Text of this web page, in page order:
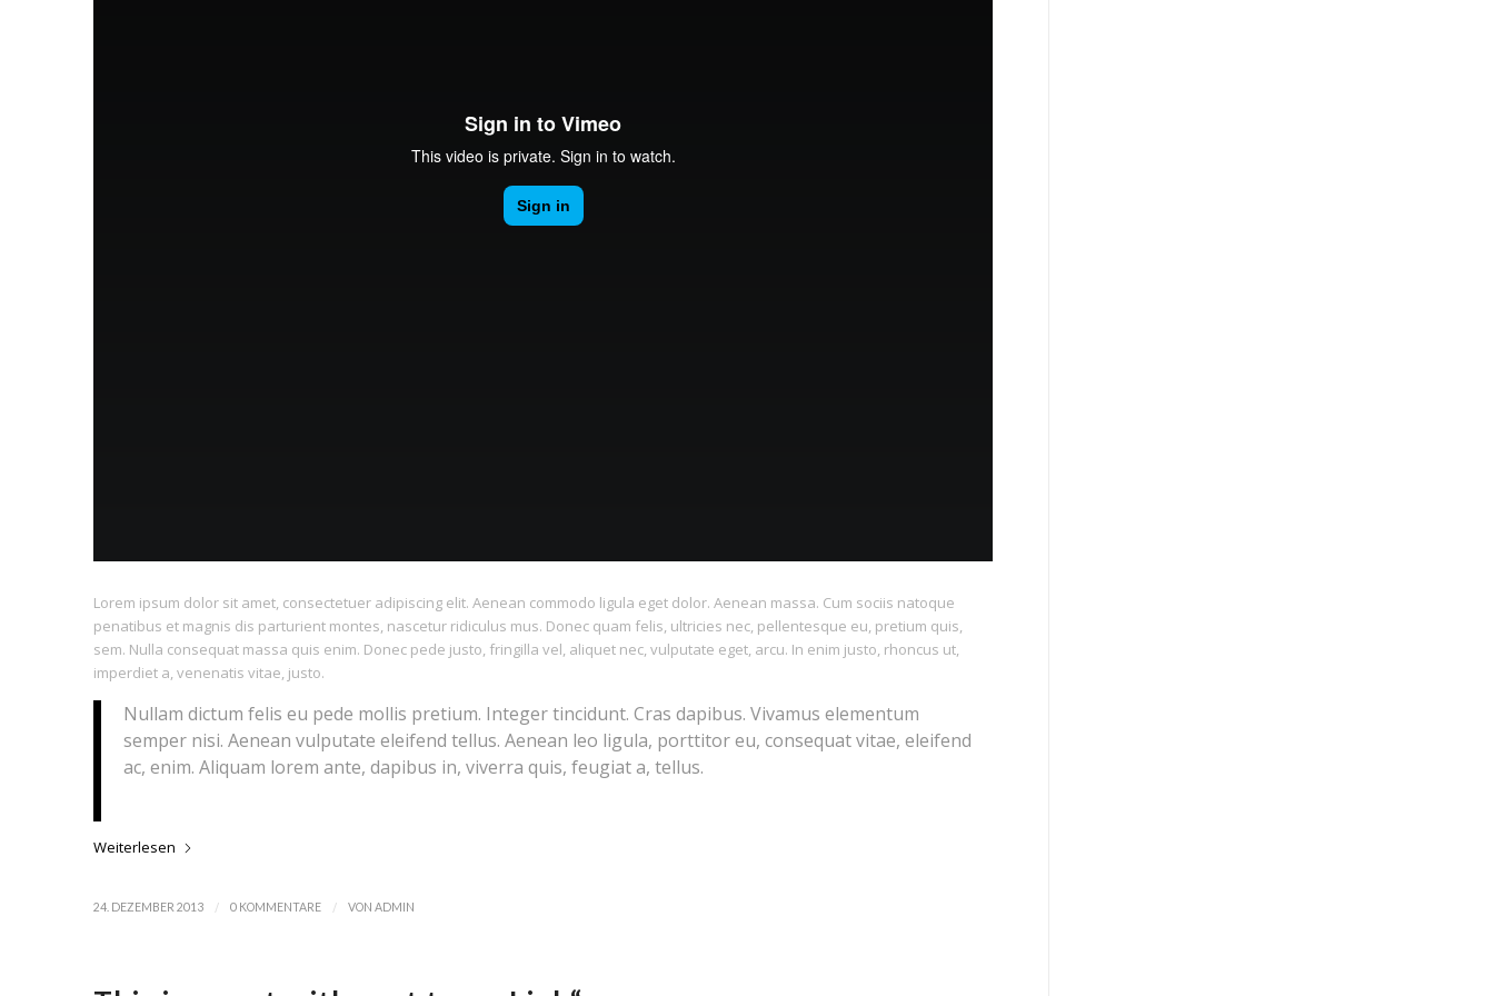
Lorem ipsum dolor sit amet, consectetuer adipiscing elit. Aenean commodo ligula eget dolor. Aenean massa. Cum sociis natoque
penatibus et magnis dis parturient montes, nascetur ridiculus mus. Donec quam felis, ultricies nec, pellentesque eu, pretium quis,
sem. Nulla consequat massa quis enim. Donec pede justo, fringilla vel, aliquet nec, vulputate eget, arcu. In enim justo, rhoncus ut,
imperdiet a, venenatis vitae, justo.
Nullam dictum felis eu pede mollis pretium. Integer tincidunt. Cras dapibus. Vivamus elementum
semper nisi. Aenean vulputate eleifend tellus. Aenean leo ligula, porttitor eu, consequat vitae, eleifend
ac, enim. Aliquam lorem ante, dapibus in, viverra quis, feugiat a, tellus.
Weiterlesen
24. DEZEMBER 2013 / 0 KOMMENTARE / VON ADMIN